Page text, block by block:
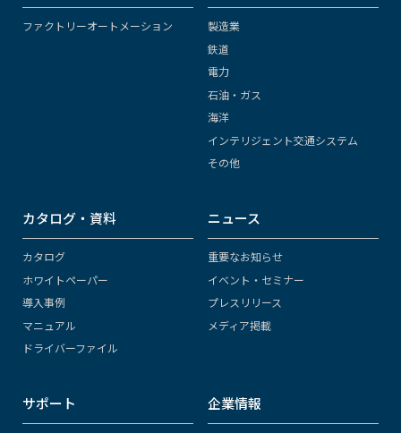
ファクトリーオートメーション
製造業
鉄道
電力
石油・ガス
海洋
インテリジェント交通システム
その他
カタログ・資料
カタログ
ホワイトペーパー
導入事例
マニュアル
ドライバーファイル
ニュース
重要なお知らせ
イベント・セミナー
プレスリリース
メディア掲載
サポート 企業情報